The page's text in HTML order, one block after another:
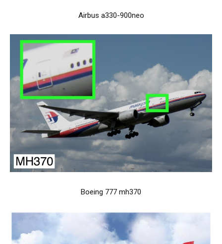
Airbus a330-900neo
Boeing 777 mh370